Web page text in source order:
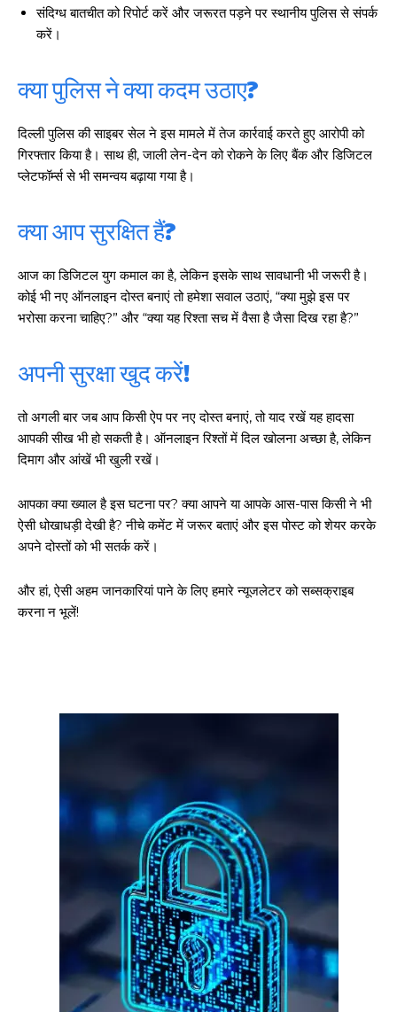
संदिग्ध बातचीत को रिपोर्ट करें और जरूरत पड़ने पर स्थानीय पुलिस से संपर्क
करें।
क्या पुलिस ने क्या कदम उठाए?
दिल्ली पुलिस की साइबर सेल ने इस मामले में तेज कार्रवाई करते हुए आरोपी को
गिरफ्तार किया है। साथ ही, जाली लेन-देन को रोकने के लिए बैंक और डिजिटल
प्लेटफॉर्म्स से भी समन्वय बढ़ाया गया है।
क्या आप सुरक्षित हैं?
आज का डिजिटल युग कमाल का है, लेकिन इसके साथ सावधानी भी जरूरी है।
कोई भी नए ऑनलाइन दोस्त बनाएं तो हमेशा सवाल उठाएं, “क्या मुझे इस पर
भरोसा करना चाहिए?” और “क्या यह रिश्ता सच में वैसा है जैसा दिख रहा है?”
अपनी सुरक्षा खुद करें!
तो अगली बार जब आप किसी ऐप पर नए दोस्त बनाएं, तो याद रखें यह हादसा
आपकी सीख भी हो सकती है। ऑनलाइन रिश्तों में दिल खोलना अच्छा है, लेकिन
दिमाग और आंखें भी खुली रखें।
आपका क्या ख्याल है इस घटना पर? क्या आपने या आपके आस-पास किसी ने भी
ऐसी धोखाधड़ी देखी है? नीचे कमेंट में जरूर बताएं और इस पोस्ट को शेयर करके
अपने दोस्तों को भी सतर्क करें।
और हां, ऐसी अहम जानकारियां पाने के लिए हमारे न्यूजलेटर को सब्सक्राइब
करना न भूलें!